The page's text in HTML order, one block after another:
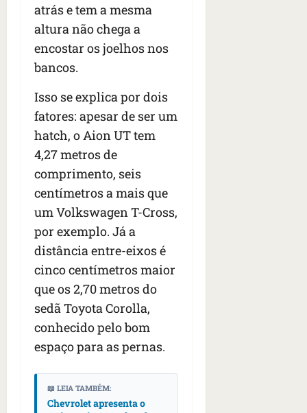
atrás e tem a mesma
altura não chega a
encostar os joelhos nos
bancos.
Isso se explica por dois
fatores: apesar de ser um
hatch, o Aion UT tem
4,27 metros de
comprimento, seis
centímetros a mais que
um Volkswagen T-Cross,
por exemplo. Já a
distância entre-eixos é
cinco centímetros maior
que os 2,70 metros do
sedã Toyota Corolla,
conhecido pelo bom
espaço para as pernas.
📖 LEIA TAMBÉM:
Chevrolet apresenta o